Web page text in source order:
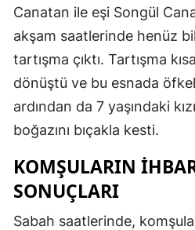
Canatan ile eşi Songül
akşam saatlerinde henüz
tartışma çıktı. Tartışma
dönüştü ve bu esnada
ardından da 7 yaşındaki
boğazını bıçakla kesti.
KOMŞULARIN
SONUÇLARI
Sabah saatlerinde, komşular